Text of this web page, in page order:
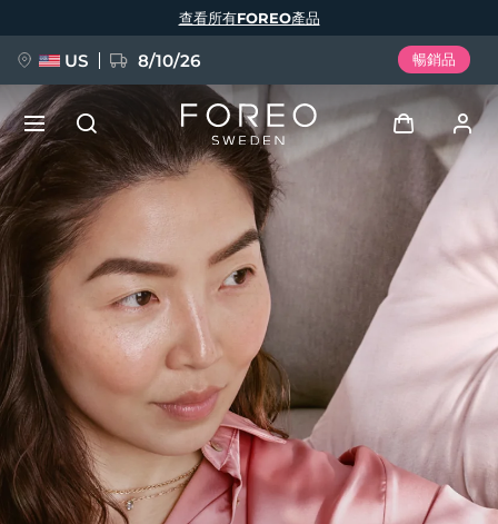
查看所有FOREO產品
US 8/10/26 暢銷品
登入
用戶信息
我的設備
我的訂單
我的地址
我的訂閱
新品
FAQ™ Pure Beauty-Tech Elixir
BREAKING NEWS
issa™ Teeth Whitening Set
語言
English Deutsch
Español
Français
Italiano
Português
Polski
Svenska
Русский
Türkçe
简体中文 繁體中文
發貨國家